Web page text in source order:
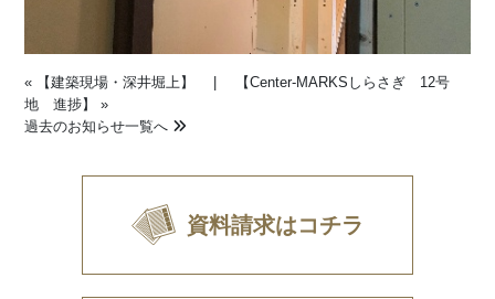
« 【建築現場・深井堀上】
【Center-MARKSしらさぎ 12号
地 進捗】
»
過去のお知らせ一覧へ
資料請求はコチラ